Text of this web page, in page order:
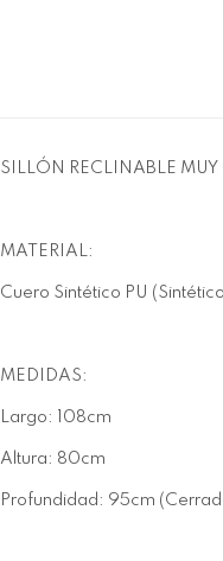
SILLÓN RECLINABLE
MATERIAL:
Cuero Sintético PU
MEDIDAS:
Largo: 108cm
Altura: 80cm
Profundidad: 95cm